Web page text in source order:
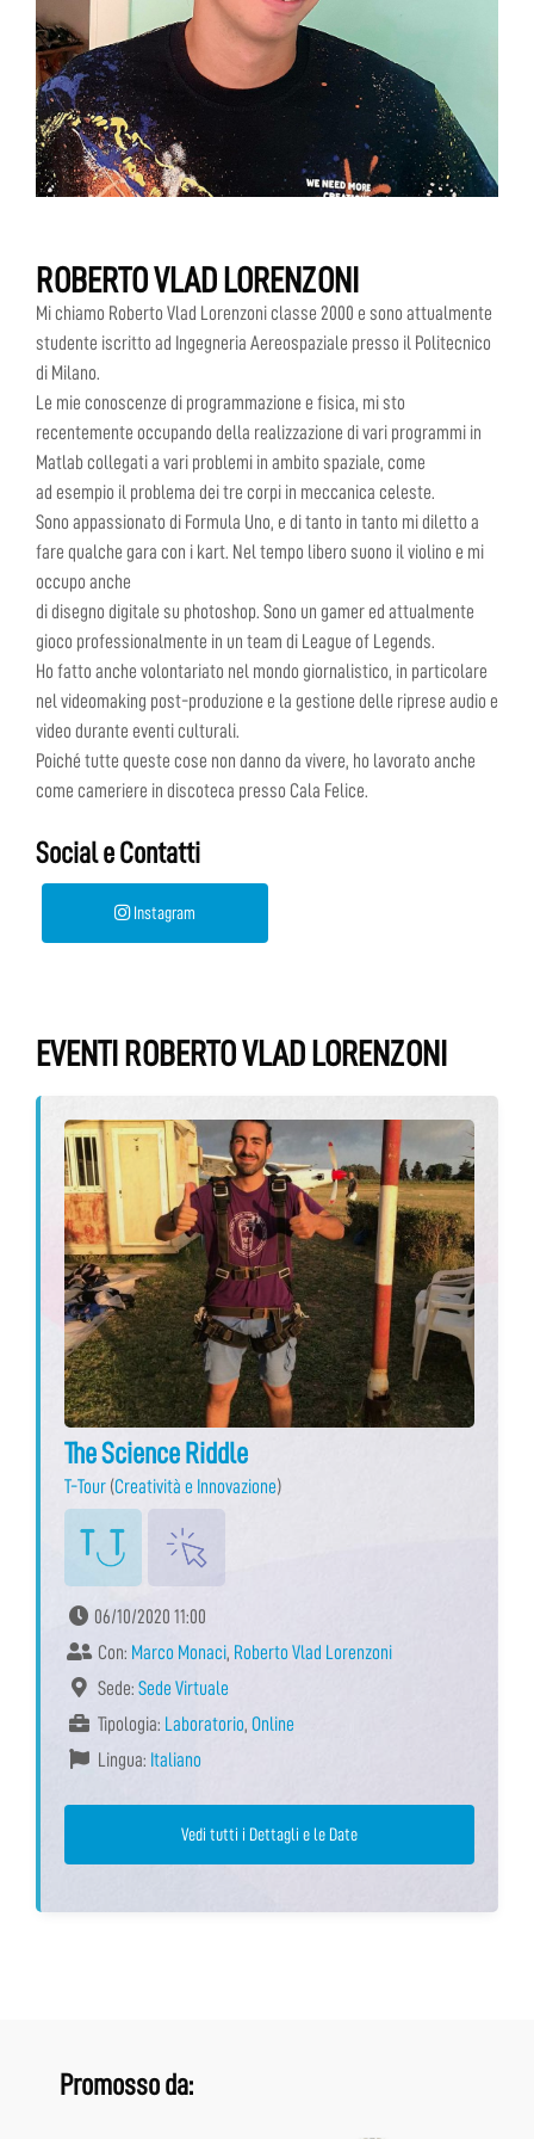
ROBERTO VLAD LORENZONI
Mi chiamo Roberto Vlad Lorenzoni classe 2000 e sono attualmente
studente iscritto ad Ingegneria Aereospaziale presso il Politecnico
di Milano.
Le mie conoscenze di programmazione e fisica, mi sto
recentemente occupando della realizzazione di vari programmi in
Matlab collegati a vari problemi in ambito spaziale, come
ad esempio il problema dei tre corpi in meccanica celeste.
Sono appassionato di Formula Uno, e di tanto in tanto mi diletto a
fare qualche gara con i kart. Nel tempo libero suono il violino e mi
occupo anche
di disegno digitale su photoshop. Sono un gamer ed attualmente
gioco professionalmente in un team di League of Legends.
Ho fatto anche volontariato nel mondo giornalistico, in particolare
nel videomaking post-produzione e la gestione delle riprese audio e
video durante eventi culturali.
Poiché tutte queste cose non danno da vivere, ho lavorato anche
come cameriere in discoteca presso Cala Felice.
Social e Contatti
Instagram
EVENTI ROBERTO VLAD LORENZONI
The Science Riddle
T-Tour (Creatività e Innovazione)
06/10/2020 11:00
Con: Marco Monaci, Roberto Vlad Lorenzoni
Sede: Sede Virtuale
Tipologia: Laboratorio, Online
Lingua: Italiano
Vedi tutti i Dettagli e le Date
Promosso da: